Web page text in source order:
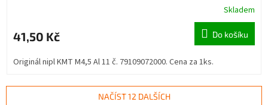
Skladem
41,50 Kč Do košíku
Originál nipl KMT M4,5 Al 11 č. 79109072000. Cena za 1ks.
NAČÍST 12 DALŠÍCH